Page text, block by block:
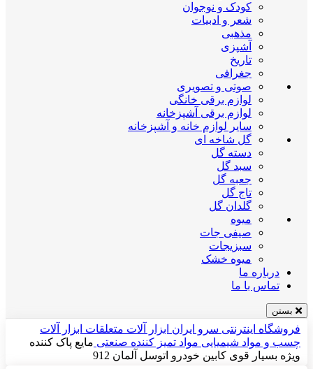
کودک و نوجوان
شعر و ادبیات
مذهبی
آشپزی
تاریخ
جغرافی
صوتی و تصویری
لوازم برقی خانگی
لوازم برقی آشپزخانه
سایر لوازم خانه و آشپزخانه
گل شاخه ای
دسته گل
سبد گل
جعبه گل
تاج گل
گلدان گل
میوه
صیفی جات
سبزیجات
میوه خشک
درباره ما
تماس با ما
بستن
فروشگاه اینترنتی سرو ایران ابزار آلات متعلقات ابزار آلات
چسب و مواد شیمیایی مواد تمیز کننده صنعتی مایع پاک کننده
ویژه بسیار قوی کابین خودرو اتوسل آلمان 912